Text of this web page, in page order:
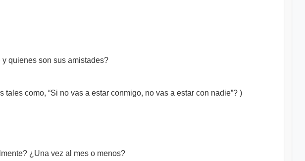
quienes son sus amistades?
como, “Si no vas a estar conmigo, no vas a estar con nadie”? )
¿Una vez al mes o menos?